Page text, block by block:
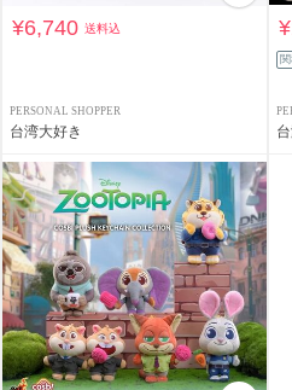
¥6,740送料込
PERSONAL SHOPPER
台湾大好き